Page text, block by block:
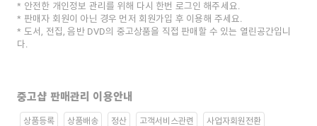
안전한 개인정보 관리를 위해 다시 한번 로그인 해주세요.
판매자 회원이 아닌 경우 먼저 회원가입 후 이용해 주세요.
도서, 전집, 음반 DVD의 중고상품을 직접 판매할 수 있는 열린공간입니
다.
중고샵 판매관리 이용안내
상품등록 상품배송 정산 고객서비스관련 사업자회원전환